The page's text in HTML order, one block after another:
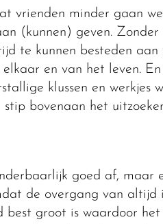
vrienden minder gaan
(kunnen) geven.
te kunnen besteden aan
en van het leven.
klussen en werkjes
bovenaan het
goed af, maar
de overgang van altijd
best groot is waardoor